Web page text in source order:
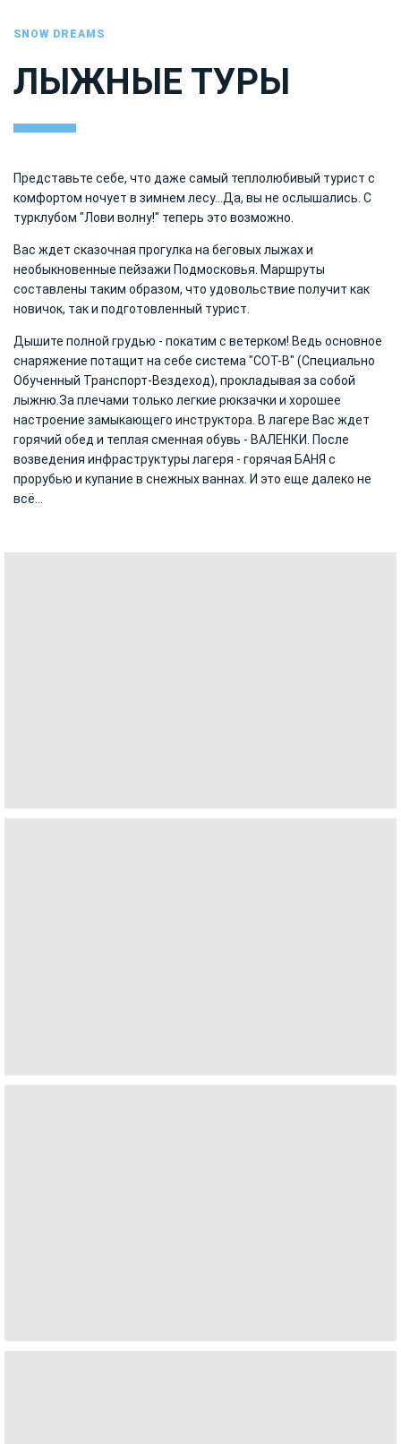
SNOW DREAMS
ЛЫЖНЫЕ ТУРЫ
Представьте себе, что даже самый теплолюбивый турист с
комфортом ночует в зимнем лесу... Да, вы не ослышались. С
турклубом "Лови волну!" теперь это возможно.
Вас ждет сказочная прогулка на беговых лыжах и
необыкновенные пейзажи Подмосковья. Маршруты
составлены таким образом, что удовольствие получит как
новичок, так и подготовленный турист.
Дышите полной грудью - покатим с ветерком! Ведь основное
снаряжение потащит на себе система "СОТ-В" (Специально
Обученный Транспорт-Вездеход), прокладывая за собой
лыжню. За плечами только легкие рюкзачки и хорошее
настроение замыкающего инструктора. В лагере Вас ждет
горячий обед и теплая сменная обувь - ВАЛЕНКИ. После
возведения инфраструктуры лагеря - горячая БАНЯ с
прорубью и купание в снежных ваннах. И это еще далеко не
всё...